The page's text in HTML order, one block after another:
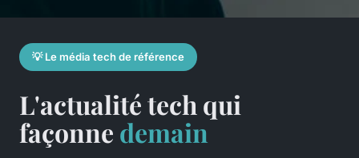
💡 Le média tech de référence
L'actualité tech qui
façonne demain